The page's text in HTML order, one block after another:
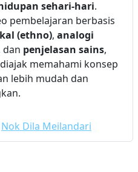
sehari-hari.
pembelajaran berbasis
(ethno), analogi
dan penjelasan sains,
memahami konsep
lebih mudah dan
Nok Dila Meilandari